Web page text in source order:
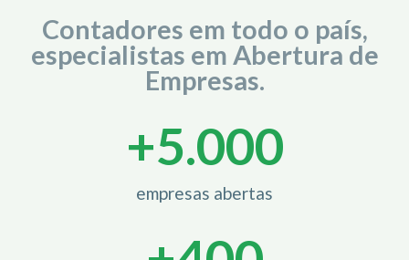
Contadores em todo o país,
especialistas em Abertura de
Empresas.
empresas abertas
+5.000